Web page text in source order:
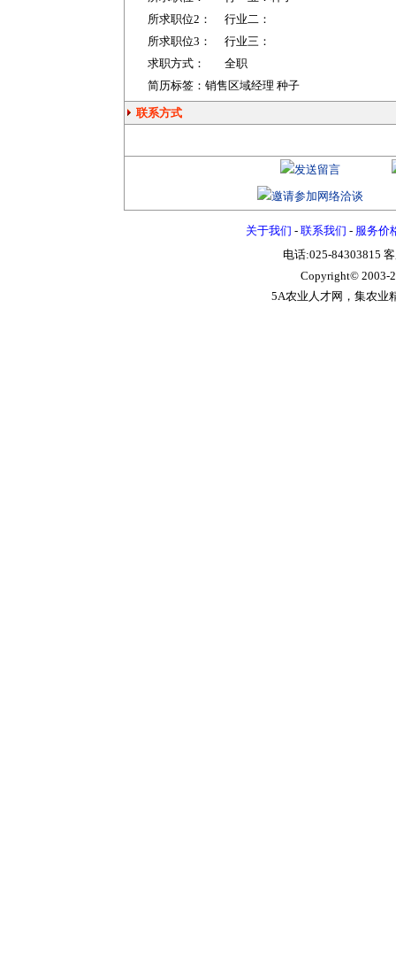
所求职位2：
行业二：
所求职位3：
行业三：
求职方式：
全职
简历标签：销售区域经理 种子
联系方式
关于我们 - 联系我们 - 服务价
电话:025-84303815
Copyright© 2003-
5A农业人才网，集农业